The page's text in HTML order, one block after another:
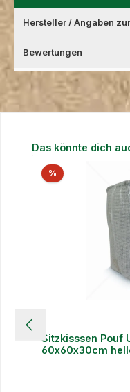
Hersteller / Angaben
Bewertungen
Produktgalerie
Das könnte dich
%
Sitzkisssen Pouf
60x60x30cm